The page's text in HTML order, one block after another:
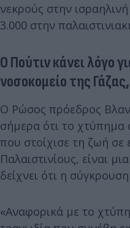
νεκρούς στην
3.000 στην
Ο Πούτιν κάνει λόγο
νοσοκομείο της
Ο Ρώσος πρόεδρος
σήμερα ότι το χτύπημα
που στοίχισε τη ζωή σε
Παλαιστινίους, είναι
δείχνει ότι η
«Αναφορικά με το